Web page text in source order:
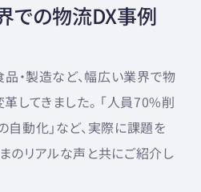
での物流DX事例
品・製造など、幅広い業界で物
してきました。 「人員70%削
自動化」など、実際に課題を
のリアルな声と共にご紹介し